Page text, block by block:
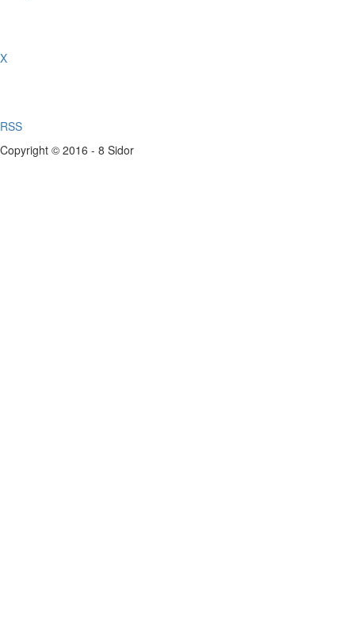
X
RSS
Copyright © 2016 - 8 Sidor